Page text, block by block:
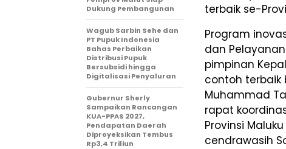
terbaik se-
Program
dan Pelayanan
pimpinan
contoh terbaik
Muhammad
rapat
Provinsi
cendrawasih
Dukung Pembangunan
Wagub Sarbin Sehe dan
PT Pupuk Indonesia
Bahas Perbaikan
Distribusi Pupuk
Bersubsidi hingga
Digitalisasi Penyaluran
Gubernur Sherly
Sampaikan Rancangan
KUA-PPAS 2027,
Pendapatan Daerah
Diproyeksikan Tembus
Rp3,4 Triliun